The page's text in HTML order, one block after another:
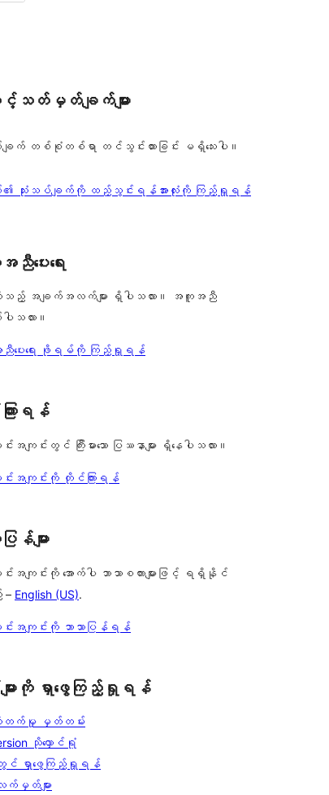
သတ်မှတ်ချက်များ
ျက် တစ်စုံတစ်ရာ တင်သွင်းထားခြင်း မရှိသေးပါ။
၏ သုံးသပ်ချက်ကို ထည့်သွင်းရန်သုံးသပ်
အားလုံးကို ကြည့်ရှုရန်
ပေးရေး
ြားလိုသည့် အချက်အလက်များ ရှိပါသလား။ အကူအညီ
သလား။
ပေးရေး ဖိုရမ်ကို ကြည့်ရှုရန်
ားရန်
ကျင်းတွင် ကြီးမားသော ပြဿနာများ ရှိနေပါသလား။
အကျင်းကို တိုင်ကြားရန်
ြန်များ
အကျင်းကို အောက်ပါ ဘာသာစကားများဖြင့် ရရှိနိုင်
– English (US).
အကျင်းကို ဘာသာပြန်ရန်
ားကို ရှာဖွေကြည့်ရှုရန်
တိုးတက်မှု မှတ်တမ်း
သိုလှောင်ရုံ
င် ရှာဖွေကြည့်ရှုရန်
က်မှတ်များ